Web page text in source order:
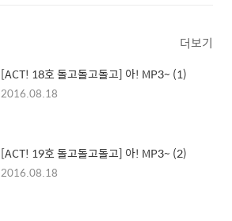
더보기
[ACT! 18호 돌고돌고돌고] 아! MP3~ (1)
2016.08.18
[ACT! 19호 돌고돌고돌고] 아! MP3~ (2)
2016.08.18